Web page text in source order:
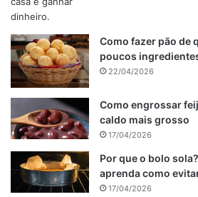
Como fazer pão de
poucos
22/04/2026
Como engrossar
caldo mais grosso
17/04/2026
Por que o bolo
aprenda como
17/04/2026